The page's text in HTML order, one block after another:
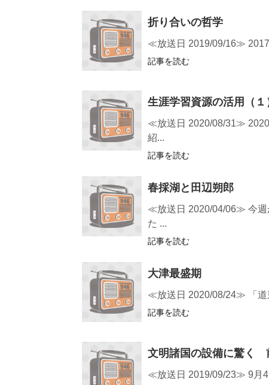
折り合いの哲学
≪放送日 2019/09/16≫ 2017
記事を読む
生涯学習資源の活用（１
≪放送日 2020/08/31≫ 2020
紹...
記事を読む
春採湖と田辺朔郎
≪放送日 2020/04/06≫ 今週
た ...
記事を読む
大津最盛期
≪放送日 2020/08/24≫ 「道
記事を読む
文明諸国の設備に驚く
≪放送日 2019/09/23≫ 9月4